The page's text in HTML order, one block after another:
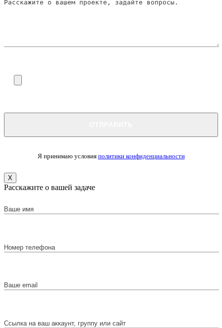
Я принимаю условия политики конфиденциальности
X
Расскажите о вашей задаче